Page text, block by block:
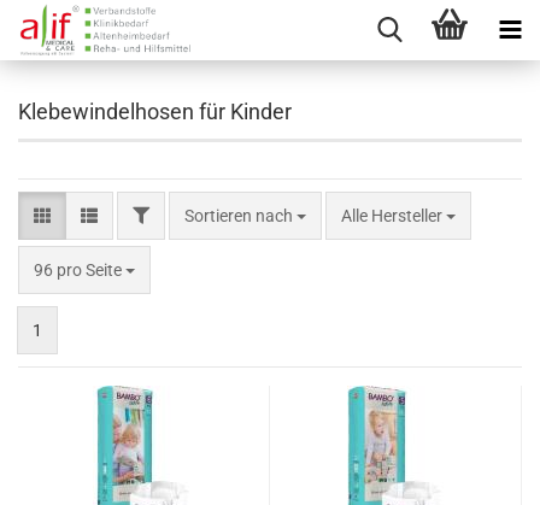
Klebewindelhosen für Kinder
FILTERSortieren nach
Sortieren nach Alle Hersteller
96 pro Seite
pro Seite
1